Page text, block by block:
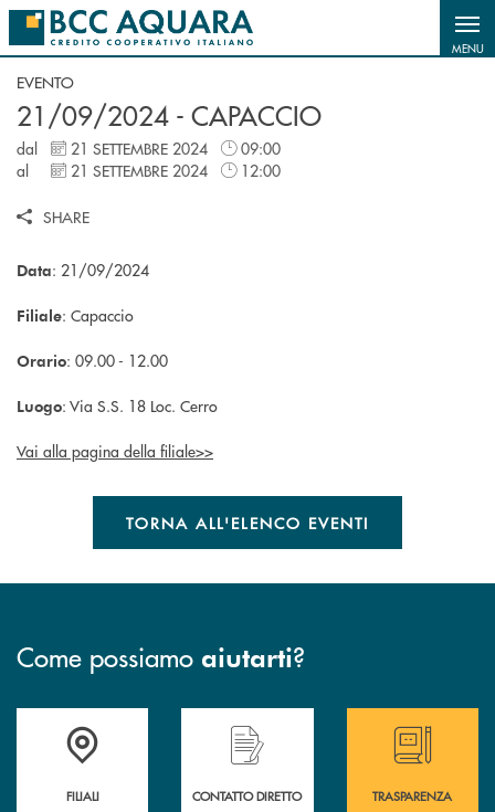
Salta al contenuto principale
MENU
EVENTO
21/09/2024 - CAPACCIO
dal 21 SETTEMBRE 2024
09:00
al
21 SETTEMBRE 2024 12:00
SHARE
Data: 21/09/2024
Filiale: Capaccio
Orario: 09.00 - 12.00
Luogo: Via S.S. 18 Loc. Cerro
Vai alla pagina della filiale>>
TORNA ALL'ELENCO EVENTI
Come possiamo aiutarti?
Trova la filiale più vicina a te
FILIALI
Hai bisogno di assistenza immediata ?
CONTATTO DIRETTO
Hai bisogno di
TRASPARENZA